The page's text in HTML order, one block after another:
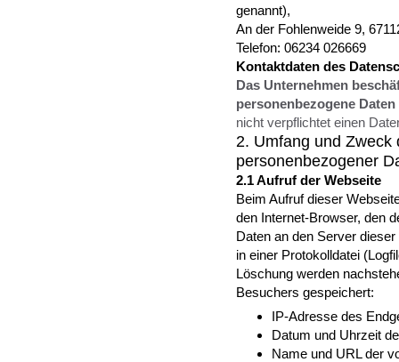
genannt),
An der Fohlenweide 9,
Telefon: 06234 026669
Kontaktdaten des
Das Unternehmen
personenbezogene
nicht verpflichtet einen
2. Umfang und Zweck
personenbezogener
2.1 Aufruf der Webseite
Beim Aufruf dieser
den Internet-Browser, den
Daten an den Server
in einer Protokolldatei
Löschung werden
Besuchers gespeichert:
IP-Adresse des
Datum und Uhrzeit
Name und URL der